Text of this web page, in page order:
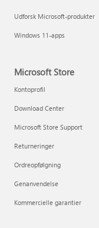
Udforsk Microsoft-produkter
Windows 11-apps
Microsoft Store
Kontoprofil
Download Center
Microsoft Store Support
Returneringer
Ordreopfølgning
Genanvendelse
Kommercielle garantier